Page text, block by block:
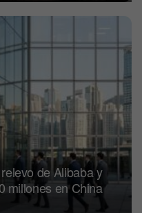
de Alibaba y
millones en China